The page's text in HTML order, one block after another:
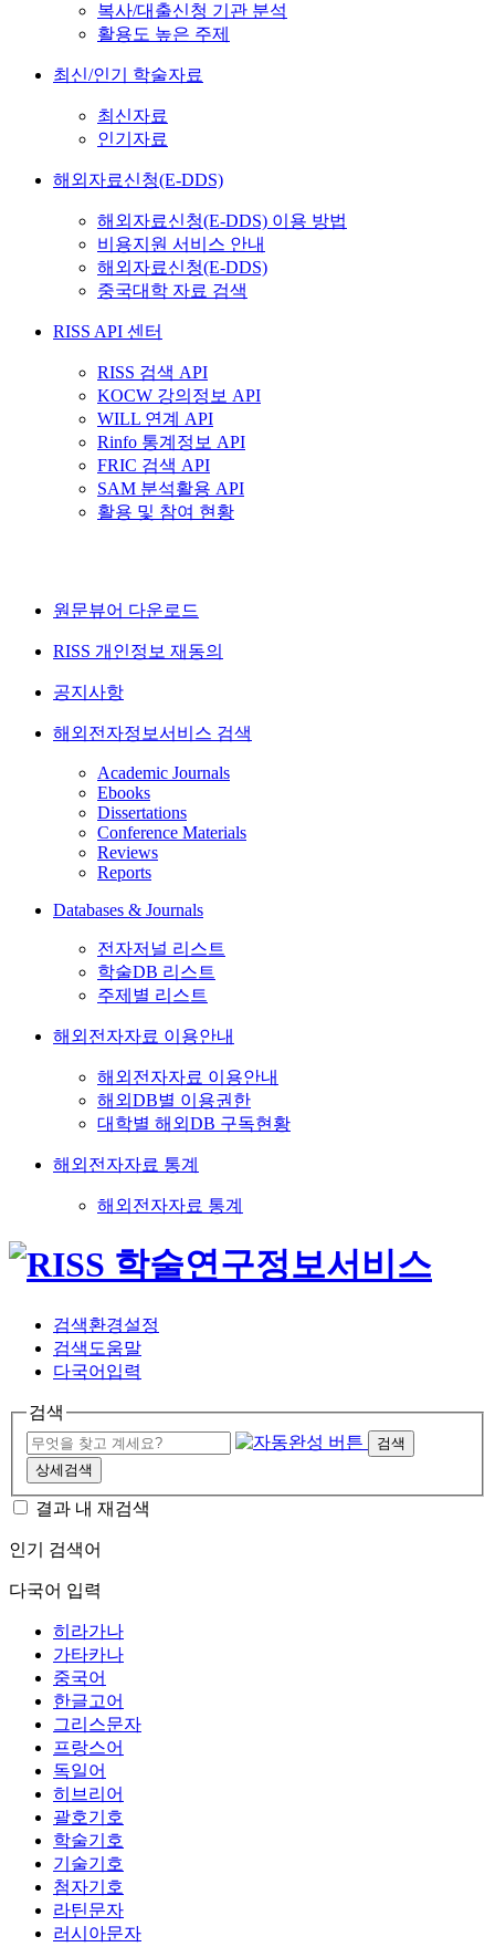
복사/대출신청 기관 분석
활용도 높은 주제
최신/인기 학술자료
최신자료
인기자료
해외자료신청(E-DDS)
해외자료신청(E-DDS) 이용 방법
비용지원 서비스 안내
해외자료신청(E-DDS)
중국대학 자료 검색
RISS API 센터
RISS 검색 API
KOCW 강의정보 API
WILL 연계 API
Rinfo 통계정보 API
FRIC 검색 API
SAM 분석활용 API
활용 및 참여 현황
원문뷰어 다운로드
RISS 개인정보 재동의
공지사항
해외전자정보서비스 검색
Academic Journals
Ebooks
Dissertations
Conference Materials
Reviews
Reports
Databases & Journals
전자저널 리스트
학술DB 리스트
주제별 리스트
해외전자자료 이용안내
해외전자자료 이용안내
해외DB별 이용권한
대학별 해외DB 구독현황
해외전자자료 통계
해외전자자료 통계
검색환경설정
검색도움말
다국어입력
검색
검색
상세검색
결과 내 재검색
인기 검색어
다국어 입력
히라가나
가타카나
중국어
한글고어
그리스문자
프랑스어
독일어
히브리어
괄호기호
학술기호
기술기호
첨자기호
라틴문자
러시아문자